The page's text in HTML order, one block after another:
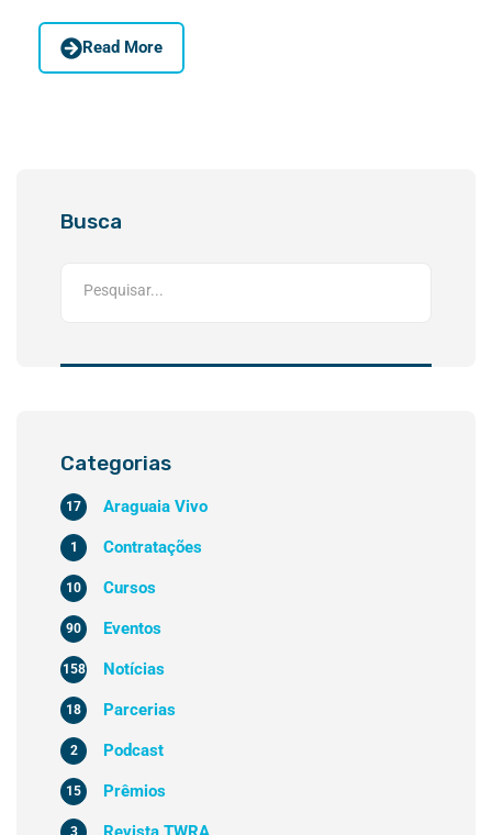
Read More
Busca
Categorias
Araguaia Vivo
17
Contratações
1
Cursos
10
Eventos
90
Notícias
158
Parcerias
18
Podcast
2
Prêmios
15
3